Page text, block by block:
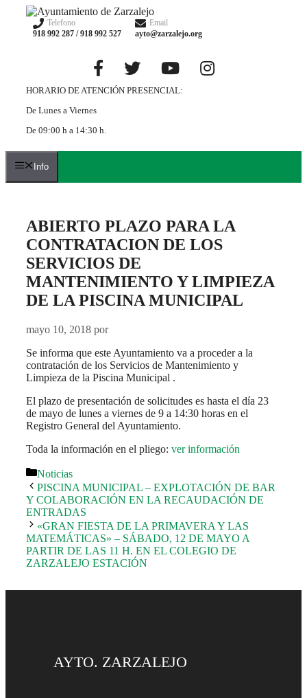
Saltar
contenido
Telefono
918 992 287 / 918 992 527
Email
ayto@zarzalejo.org
HORARIO DE ATENCIÓN PRESENCIAL:
De Lunes a Viernes
De 09:00 h a 14:30 h.
Info
ABIERTO PLAZO PARA LA
CONTRATACION DE LOS
SERVICIOS DE
MANTENIMIENTO Y LIMPIEZA
DE LA PISCINA MUNICIPAL
mayo 10, 2018 por
Se informa que este Ayuntamiento va a proceder a la
contratación de los Servicios de Mantenimiento y
Limpieza de la Piscina Municipal .
El plazo de presentación de solicitudes es hasta el día 23
de mayo de lunes a viernes de 9 a 14:30 horas en el
Registro General del Ayuntamiento.
Toda la información en el pliego: ver información
Categorías
Noticias
PISCINA MUNICIPAL – EXPLOTACIÓN DE BAR
Y COLABORACIÓN EN LA RECAUDACIÓN DE
ENTRADAS
«GRAN FIESTA DE LA PRIMAVERA Y LAS
MATEMÁTICAS» – SÁBADO, 12 DE MAYO A
PARTIR DE LAS 11 H. EN EL COLEGIO DE
ZARZALEJO ESTACIÓN
AYTO. ZARZALEJO